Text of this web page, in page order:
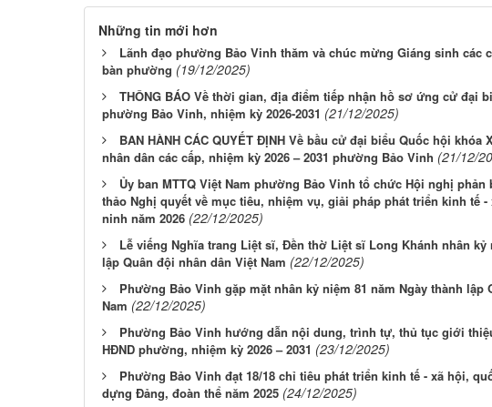
Những tin mới hơn
Lãnh đạo phường Bảo Vinh thăm và chúc mừng Giáng sinh các
bàn phường (19/12/2025)
THÔNG BÁO Về thời gian, địa điểm tiếp nhận hồ sơ ứng cử đại
phường Bảo Vinh, nhiệm kỳ 2026-2031 (21/12/2025)
BAN HÀNH CÁC QUYẾT ĐỊNH Về bầu cử đại biểu Quốc hội khóa
nhân dân các cấp, nhiệm kỳ 2026 – 2031 phường Bảo Vinh (21/12/
Ủy ban MTTQ Việt Nam phường Bảo Vinh tổ chức Hội nghị
thảo Nghị quyết về mục tiêu, nhiệm vụ, giải pháp phát triển kinh tế
ninh năm 2026 (22/12/2025)
Lễ viếng Nghĩa trang Liệt sĩ, Đền thờ Liệt sĩ Long Khánh nhân kỷ
lập Quân đội nhân dân Việt Nam (22/12/2025)
Phường Bảo Vinh gặp mặt nhân kỷ niệm 81 năm Ngày thành lập
Nam (22/12/2025)
Phường Bảo Vinh hướng dẫn nội dung, trình tự, thủ tục giới
HĐND phường, nhiệm kỳ 2026 – 2031 (23/12/2025)
Phường Bảo Vinh đạt 18/18 chỉ tiêu phát triển kinh tế - xã hội,
dựng Đảng, đoàn thể năm 2025 (24/12/2025)